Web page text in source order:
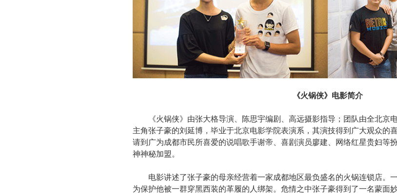
《火锅侠》电影简介
《火锅侠》由张大格导演、陈思宇编剧、高远摄影指导；团队由全北京
主角张子豪的刘延博，毕业于北京电影学院表演系，其演技得到广大观众的
请到广为成都市民所喜爱的说唱歌手谢帝、喜剧演员廖建、网络红星贵妇等
神神秘加盟。
电影讲述了张子豪的母亲经营着一家成都地区最负盛名的火锅连锁店。
为保护他被一群穿黑西装的革履的人绑架。危情之中张子豪得到了一名蒙面